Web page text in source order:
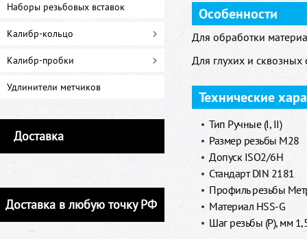
Наборы резьбовых вставок
Калибр-кольцо
Калибр-пробки
Удлинители метчиков
Доставка
Доставка в любую точку РФ
Особенности
Для обработки
Для глухих и сквозных
Технические
Тип Ручные (I, II)
Размер резьбы M28
Допуск ISO2/6H
Стандарт DIN 2181
Профиль резьбы
Материал HSS-G
Шаг резьбы (P), мм